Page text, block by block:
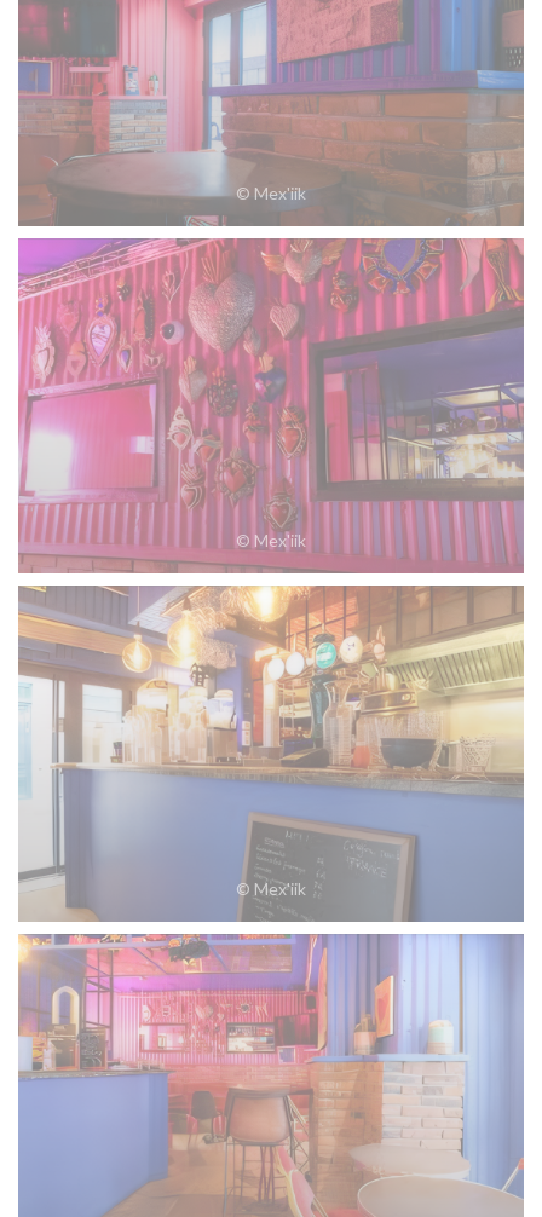
© Mex'iik
© Mex'iik
© Mex'iik